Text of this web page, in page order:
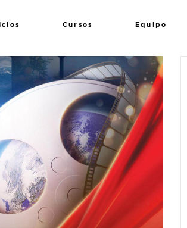
Cursos Equipo